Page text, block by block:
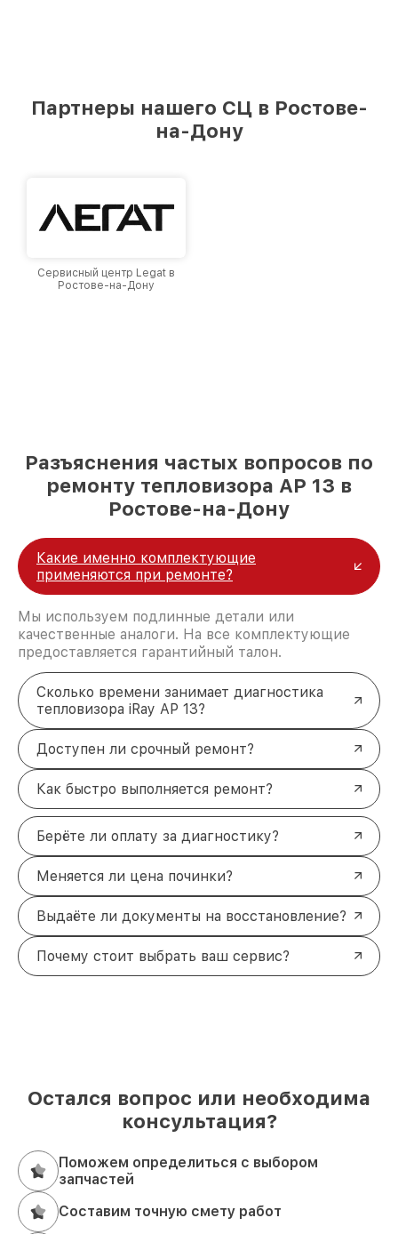
Партнеры нашего СЦ в Ростове-
на-Дону
Сервисный центр Legat в
Ростове-на-Дону
Разъяснения частых вопросов по
ремонту тепловизора AP 13 в
Ростове-на-Дону
Какие именно комплектующие
применяются при ремонте?
Мы используем подлинные детали или
качественные аналоги. На все комплектующие
предоставляется гарантийный талон.
Сколько времени занимает диагностика
тепловизора iRay AP 13?
Доступен ли срочный ремонт?
Как быстро выполняется ремонт?
Берёте ли оплату за диагностику?
Меняется ли цена починки?
Выдаёте ли документы на восстановление?
Почему стоит выбрать ваш сервис?
Остался вопрос или необходима
консультация?
Поможем определиться с выбором
запчастей
Составим точную смету работ